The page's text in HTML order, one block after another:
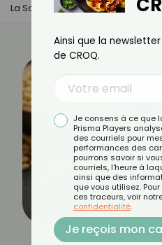
La Sauce Soja Est-Elle Calorique
Ainsi que la
de CROQ.
Je consens à ce que
Prisma Players
des courriels pour
performances des
pourrons savoir si
courriels, l'heure à
ainsi que des
que vous utilisez.
ces traceurs, voir
confidentialité.
Je reçois mon